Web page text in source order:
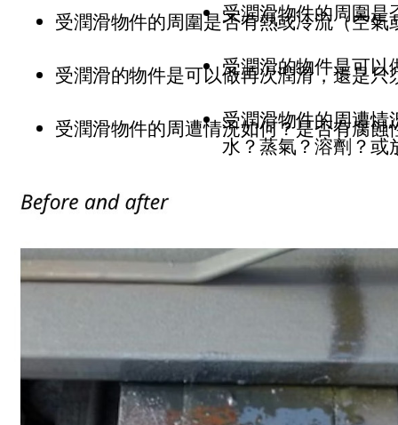
受潤滑物件的周圍是否有熱或冷流（空氣
受潤滑的物件是可以做再次潤滑，還是只
受潤滑物件的周遭情況如何？是否有腐
受潤滑物件的周圍是
受潤滑的物件是可以
受潤滑物件的周遭情
水？蒸氣？溶劑？